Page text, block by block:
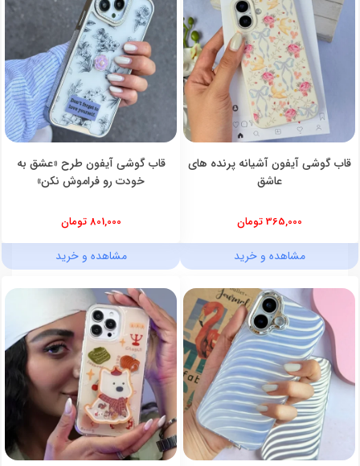
قاب گوشی آیفون آشیانه پرنده های
عاشق
365,000 تومان
مشاهده و خرید
قاب گوشی آیفون طرح «عشق به
خودت رو فراموش نکن»
801,000 تومان
مشاهده و خرید